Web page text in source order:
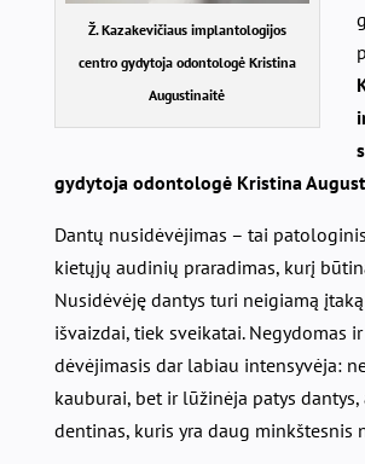
Ž. Kazakevičiaus implantologijos
centro gydytoja odontologė Kristina
Augustinaitė
gydytoja odontologė Kristina
Dantų nusidėvėjimas – tai
kietųjų audinių praradimas, kurį
Nusidėvėję dantys turi neigiamą
išvaizdai, tiek sveikatai. Negydomas
dėvėjimasis dar labiau intensyvėja:
kauburai, bet ir lūžinėja patys
dentinas, kuris yra daug minkštesnis